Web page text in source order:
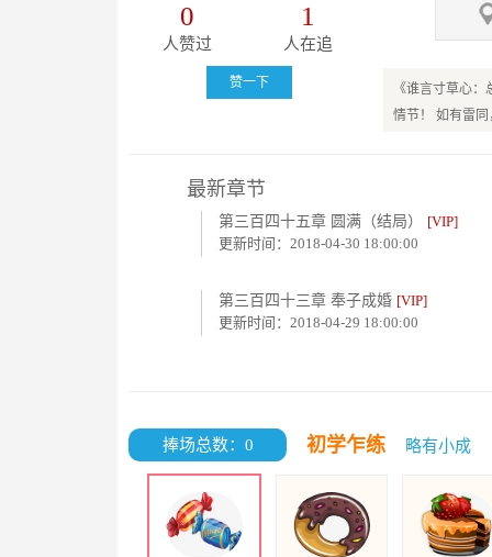
0
人赞过
1
人在追
赞一下
《谁言寸草心
情节！ 如有雷
最新章节
第三百四十五章 圆满（结局） [VIP]
更新时间：2018-04-30 18:00:00
第三百四十三章 奉子成婚 [VIP]
更新时间：2018-04-29 18:00:00
捧场总数：0 初学乍练 略有小成